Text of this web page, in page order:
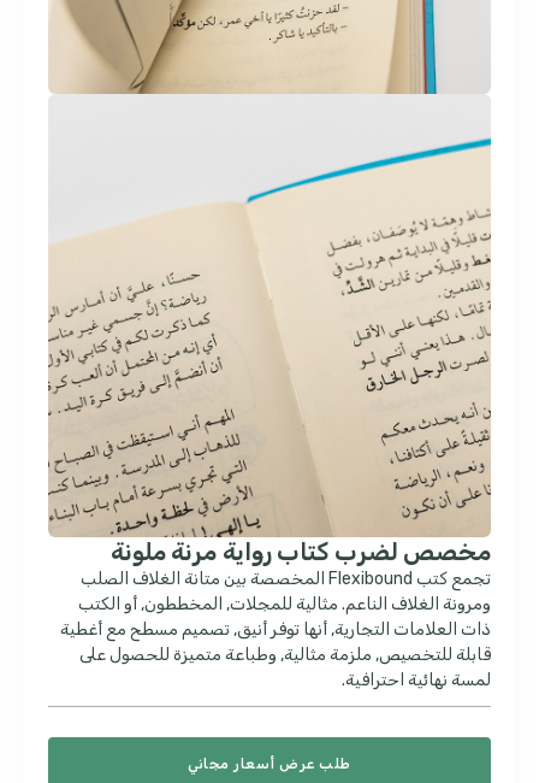
مخصص لضرب كتاب رواية مرنة ملونة
تجمع كتب Flexibound المخصصة بين متانة الغلاف الصلب
ومرونة الغلاف الناعم. مثالية للمجلات, المخططون, أو الكتب
ذات العلامات التجارية, أنها توفر أنيق, تصميم مسطح مع أغطية
قابلة للتخصيص, ملزمة مثالية, وطباعة متميزة للحصول على
لمسة نهائية احترافية.
طلب عرض أسعار مجاني